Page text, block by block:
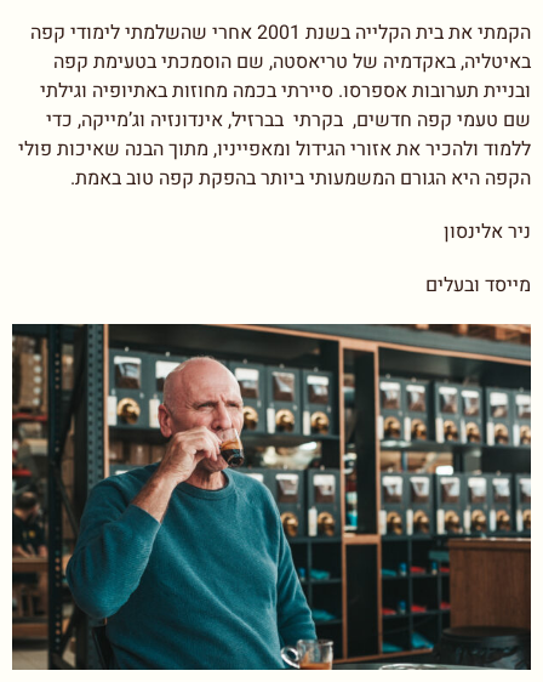
הקמתי את בית הקלייה בשנת 2001 אחרי שהשלמתי לימודי קפה
באיטליה, באקדמיה של טריאסטה, שם הוסמכתי בטעימת קפה
ובניית תערובות אספרסו. סיירתי בכמה מחוזות באתיופיה וגילתי
שם טעמי קפה חדשים, בקרתי בברזיל, אינדונזיה וג’מייקה, כדי
ללמוד ולהכיר את אזורי הגידול ומאפייניו, מתוך הבנה שאיכות פולי
הקפה היא הגורם המשמעותי ביותר בהפקת קפה טוב באמת.
ניר אלינסון
מייסד ובעלים